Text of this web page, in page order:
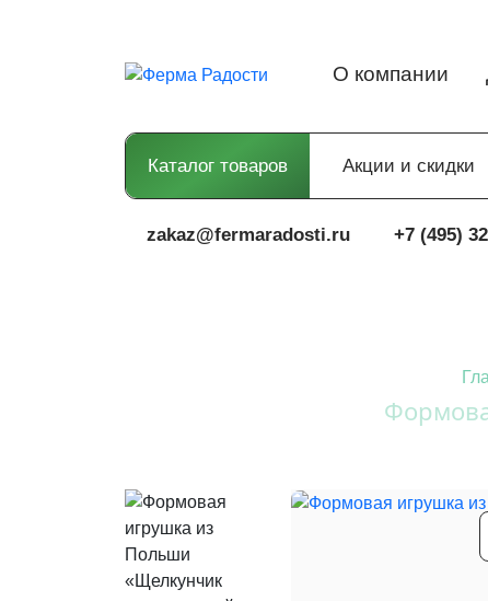
О компании
Каталог товаров Акции и скидки
zakaz@fermaradosti.ru +7 (495)